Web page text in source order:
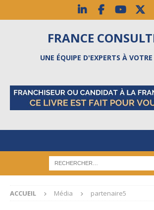
FRANCE
UNE ÉQUIPE D'EXPERTS À VOTRE
ACCUEIL Média partenaire5